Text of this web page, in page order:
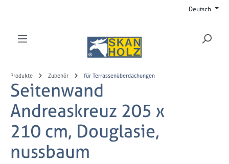
Produkte Zubehör für Terrassenüberdachungen
Seitenwand
Andreaskreuz 205 x
210 cm, Douglasie,
nussbaum
Deutsch